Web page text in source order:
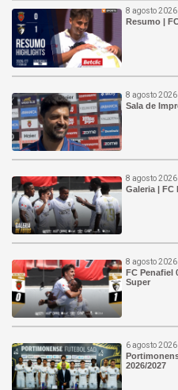
8 agosto 2026
Resumo |
8 agosto 2026
Sala de
8 agosto 2026
Galeria | FC
8 agosto 2026
FC Penafiel
Super
6 agosto 2026
2026/2027